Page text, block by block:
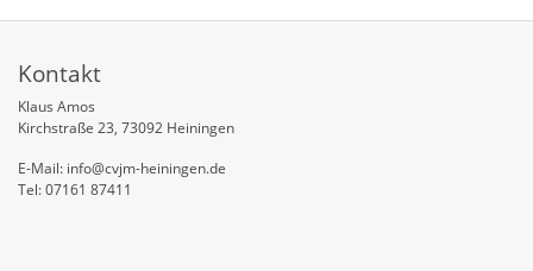
Kontakt
Klaus Amos
Kirchstraße 23, 73092 Heiningen
E-Mail: info@cvjm-heiningen.de
Tel: 07161 87411